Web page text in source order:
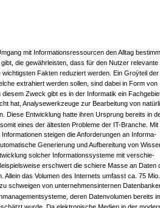
mit Informationsressourcen den Alltag
die gewährleisten, dass für den Nutzer relevante
Fakten reduziert werden. Ein Groÿteil der
extrahiert werden sollen, sind dabei in Form von
Zweck gibt es in der Informatik ein
hat, Analysewerkzeuge zur Bearbeitung von
Diese Entwicklung hatte ihren Ursprung bereits in
eines der ältesten Probleme der IT-Branche. Mit
steigen die Anforderungen an Informa-
Generierung und Aufbereitung von
solcher Informationssysteme mit verschie-
erschwert die schiere Masse an Daten
Allein das Volumen des Internets umfasst ca. 75 Mio.
schweigen von unternehmensinternen
deren Datenvolumen bereits